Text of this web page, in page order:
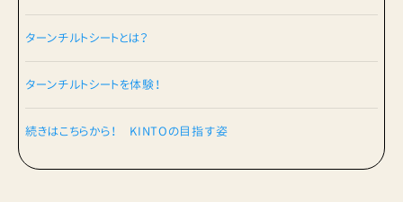
ターンチルトシートとは？
ターンチルトシートを体験！
続きはこちらから！ KINTOの目指す姿